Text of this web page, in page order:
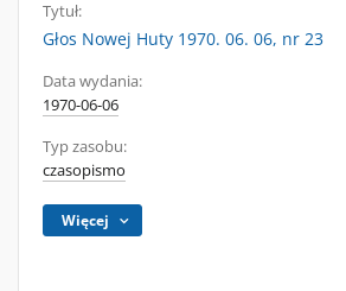
Tytuł:
Głos Nowej Huty 1970. 06. 06, nr 23
Data wydania:
1970-06-06
Typ zasobu:
czasopismo
Więcej